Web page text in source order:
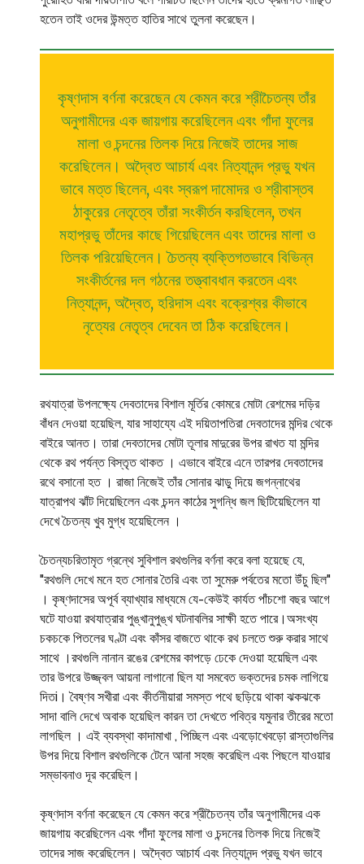
হতেন তাই ওদের উন্মত্ত হাতির সাথে তুলনা করেছেন।
কৃষ্ণদাস বর্ণনা করেছেন যে কেমন করে শ্রীচৈতন্য তাঁর
অনুগামীদের এক জায়গায় করেছিলেন এবং গাঁদা ফুলের
মালা ও চন্দনের তিলক দিয়ে নিজেই তাদের সাজ
করেছিলেন। অদ্বৈত আচার্য এবং নিত্যানন্দ প্রভু যখন
ভাবে মত্ত ছিলেন, এবং স্বরূপ দামোদর ও শ্রীবাস্তব
ঠাকুরের নেতৃত্বে তাঁরা সংকীর্তন করছিলেন, তখন
মহাপ্রভু তাঁদের কাছে গিয়েছিলেন এবং তাদের মালা ও
তিলক পরিয়েছিলেন। চৈতন্য ব্যক্তিগতভাবে বিভিন্ন
সংকীর্তনের দল গঠনের তত্ত্বাবধান করতেন এবং
নিত্যানন্দ, অদ্বৈত, হরিদাস এবং বক্রেশ্বর কীভাবে
নৃত্যের নেতৃত্ব দেবেন তা ঠিক করেছিলেন।
রথযাত্রা উপলক্ষ্যে দেবতাদের বিশাল মূর্তির কোমরে মোটা রেশমের দড়ির
বাঁধন দেওয়া হয়েছিল, যার সাহায্যে এই দয়িতাপতিরা দেবতাদের মন্দির থেকে
বাইরে আনত। তারা দেবতাদের মোটা তূলার মাদুরের উপর রাখত যা মন্দির
থেকে রথ পর্যন্ত বিস্তৃত থাকত । এভাবে বাইরে এনে তারপর দেবতাদের
রথে বসানো হত । রাজা নিজেই তাঁর সোনার ঝাড়ু দিয়ে জগন্নাথের
যাত্রাপথ ঝাঁট দিয়েছিলেন এবং চন্দন কাঠের সুগন্ধি জল ছিটিয়েছিলেন যা
দেখে চৈতন্য খুব মুগ্ধ হয়েছিলেন ।
চৈতন্যচরিতামৃত গ্রন্থে সুবিশাল রথগুলির বর্ণনা করে বলা হয়েছে যে,
"রথগুলি দেখে মনে হত সোনার তৈরি এবং তা সুমেরু পর্বতের মতো উঁচু ছিল"
। কৃষ্ণদাসের অপূর্ব ব্যাখ্যার মাধ্যমে যে-কেউই কার্যত পাঁচশো বছর আগে
ঘটে যাওয়া রথযাত্রার পুঙ্খানুপুঙ্খ ঘটনাবলির সাক্ষী হতে পারে।অসংখ্য
চকচকে পিতলের ঘণ্টা এবং কাঁসর বাজতে থাকে রথ চলতে শুরু করার সাথে
সাথে ।রথগুলি নানান রঙের রেশমের কাপড়ে ঢেকে দেওয়া হয়েছিল এবং
তার উপরে উজ্জ্বল আয়না লাগানো ছিল যা সমবেত ভক্তদের চমক লাগিয়ে
দিতi। বৈষ্ণব সখীরা এবং কীর্তনীয়ারা সমস্ত পথে ছড়িয়ে থাকা ঝকঝকে
সাদা বালি দেখে অবাক হয়েছিল কারন তা দেখতে পবিত্র যমুনার তীরের মতো
লাগছিল । এই ব্যবস্থা কাদামাখা , পিচ্ছিল এবং এবড়োখেবড়ো রাস্তাগুলির
উপর দিয়ে বিশাল রথগুলিকে টেনে আনা সহজ করেছিল এবং পিছলে যাওয়ার
সম্ভাবনাও দূর করেছিল।
কৃষ্ণদাস বর্ণনা করেছেন যে কেমন করে শ্রীচৈতন্য তাঁর অনুগামীদের এক
জায়গায় করেছিলেন এবং গাঁদা ফুলের মালা ও চন্দনের তিলক দিয়ে নিজেই
তাদের সাজ করেছিলেন। অদ্বৈত আচার্য এবং নিত্যানন্দ প্রভু যখন ভাবে